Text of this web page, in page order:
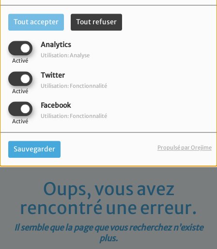
Tout accepter Tout refuser
Analytics
Activé
Utilisation: Analyse
Twitter
Activé
Utilisation: Fonctionnalité
Facebook
Activé
Utilisation: Fonctionnalité
Sauvegarder Propulsé par Orejime
Oups, vous avez
rencontré une erreur.
Il semble que la page que vous recherchez n’existe
plus.